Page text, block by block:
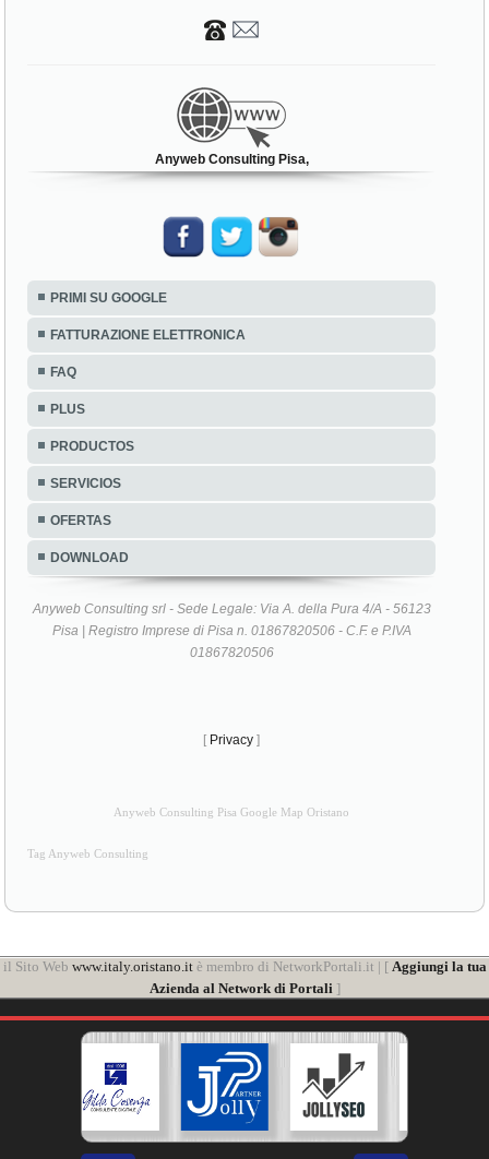
Anyweb Consulting Pisa,
PRIMI SU GOOGLE
FATTURAZIONE ELETTRONICA
FAQ
PLUS
PRODUCTOS
SERVICIOS
OFERTAS
DOWNLOAD
Anyweb Consulting srl - Sede Legale: Via A. della Pura 4/A - 56123
Pisa | Registro Imprese di Pisa n. 01867820506 - C.F. e P.IVA
01867820506
[ Privacy ]
Anyweb Consulting Pisa Google Map Oristano
Tag Anyweb Consulting
il Sito Web www.italy.oristano.itè membro di NetworkPortali.it | [ Aggiungi la tua
Azienda al Network di Portali]